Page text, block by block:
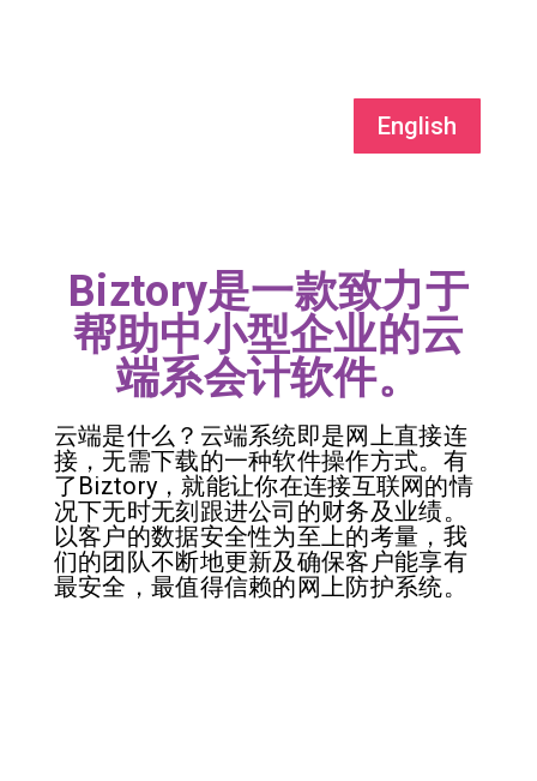
English
Biztory是一款致力于
帮助中小型企业的云
端系会计软件。
云端是什么？云端系统即是网上直接连
接，无需下载的一种软件操作方式。有
了Biztory，就能让你在连接互联网的情
况下无时无刻跟进公司的财务及业绩。
以客户的数据安全性为至上的考量，我
们的团队不断地更新及确保客户能享有
最安全，最值得信赖的网上防护系统。